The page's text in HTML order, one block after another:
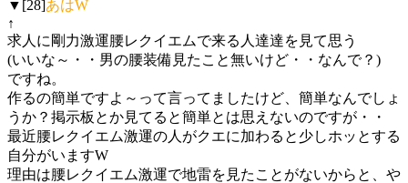
▼[28]あはW
↑
求人に剛力激運腰レクイエムで来る人達達を見て思う
(いいな～・・男の腰装備見たこと無いけど・・なんで？)
ですね。
作るの簡単ですよ～って言ってましたけど、簡単なんでしょ
うか？掲示板とか見てると簡単とは思えないのですが・・
最近腰レクイエム激運の人がクエに加わると少しホッとする
自分がいますW
理由は腰レクイエム激運で地雷を見たことがないからと、や